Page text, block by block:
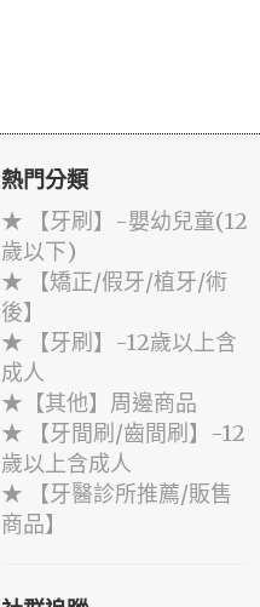
熱門分類
★ 【牙刷】-嬰幼兒童(12
歲以下)
★ 【矯正/假牙/植牙/術
後】
★ 【牙刷】-12歲以上含
成人
★【其他】周邊商品
★ 【牙間刷/齒間刷】-12
歲以上含成人
★ 【牙醫診所推薦/販售
商品】